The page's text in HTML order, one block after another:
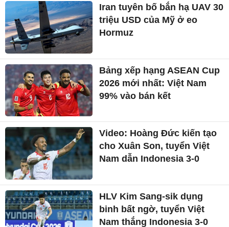
Iran tuyên bố bắn hạ UAV 30
triệu USD của Mỹ ở eo
Hormuz
Bảng xếp hạng ASEAN Cup
2026 mới nhất: Việt Nam
99% vào bán kết
Video: Hoàng Đức kiến tạo
cho Xuân Son, tuyển Việt
Nam dẫn Indonesia 3-0
HLV Kim Sang-sik dụng
binh bất ngờ, tuyển Việt
Nam thắng Indonesia 3-0